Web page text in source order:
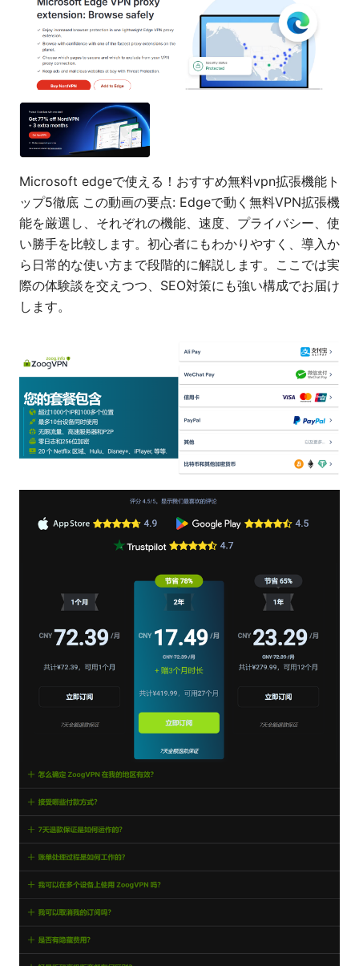
Microsoft edgeで使える！おすすめ無料vpn拡張機能ト
ップ5徹底 この動画の要点: Edgeで動く無料VPN拡張機
能を厳選し、それぞれの機能、速度、プライバシー、使
い勝手を比較します。初心者にもわかりやすく、導入か
ら日常的な使い方まで段階的に解説します。ここでは実
際の体験談を交えつつ、SEO対策にも強い構成でお届け
します。